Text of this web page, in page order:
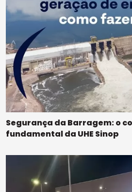
Segurança da Barragem: o
fundamental da UHE Sinop